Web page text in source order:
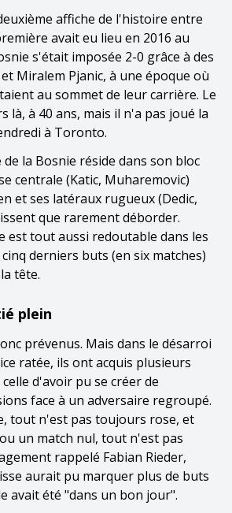
affiche de l'histoire entre
avait eu lieu en 2016 au
s'était imposée 2-0 grâce à des
Miralem Pjanic, à une époque où
au sommet de leur carrière. Le
là, à 40 ans, mais il n'a pas joué la
à Toronto.
la Bosnie réside dans son bloc
centrale (Katic, Muharemovic)
et ses latéraux rugueux (Dedic,
que rarement déborder.
est tout aussi redoutable dans les
derniers buts (en six matches)
tête.
plein
prévenus. Mais dans le désarroi
ratée, ils ont acquis plusieurs
d'avoir pu se créer de
face à un adversaire regroupé.
tout n'est pas toujours rose, et
un match nul, tout n'est pas
rappelé Fabian Rieder,
aurait pu marquer plus de buts
avait été "dans un bon jour".